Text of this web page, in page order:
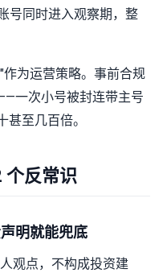
号同时进入观察期，整
作为运营策略。事前合规
一次小号被封连带主号
至几百倍。
个反常识
明就能兜底
观点，不构成投资建